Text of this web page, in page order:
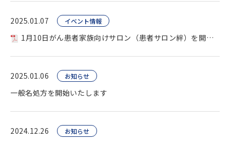
2025.01.07 イベント情報
1月10日がん患者家族向けサロン（患者サロン絆）を開催します
2025.01.06 お知らせ
一般名処方を開始いたします
2024.12.26 お知らせ